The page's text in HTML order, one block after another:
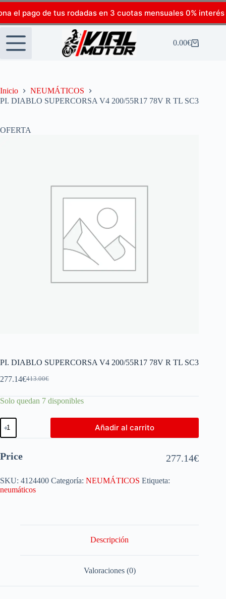
el pago de tus rodadas en 3 cuotas mensuales 0% interés
0.00€
Inicio
NEUMÁTICOS
PI. DIABLO SUPERCORSA V4 200/55R17 78V R TL SC3
OFERTA
PI. DIABLO SUPERCORSA V4 200/55R17 78V R TL SC3
413.00€
277.14€
Solo quedan 7 disponibles
Añadir al carrito
Price 277.14€
SKU: 4124400 Categoría: NEUMÁTICOS Etiqueta:
neumáticos
Descripción
Valoraciones (0)